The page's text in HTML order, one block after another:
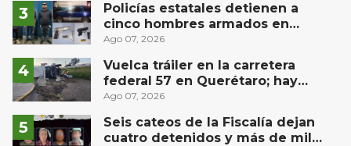
Policías estatales detienen a
cinco hombres armados en
Puebla capital
Ago 07, 2026
Vuelca tráiler en la carretera
federal 57 en Querétaro; hay
derrame de combustible
Ago 07, 2026
Seis cateos de la Fiscalía dejan
cuatro detenidos y más de mil